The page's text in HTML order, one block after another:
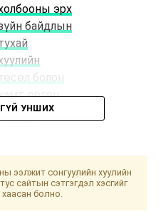
эрх
байдлын
болон
өргөн
гишүүн
38
УНШИХ
ээлжит сонгуулийн хуулийн
сайтын сэтгэгдэл хэсгийг
хаасан болно.